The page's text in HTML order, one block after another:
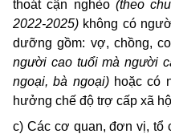
thoát cận nghèo (theo
2022-2025) không có
dưỡng gồm: vợ, chồng,
người cao tuổi mà người
ngoại, bà ngoại)hoặc có
hưởng chế độ trợ cấp xã
c) Các cơ quan, đơn vị, tổ